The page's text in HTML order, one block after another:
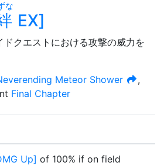
な
EX]
ドクエストにおける攻撃の威力を
Meteor Shower
,
Final Chapter
Up] of 100% if on field